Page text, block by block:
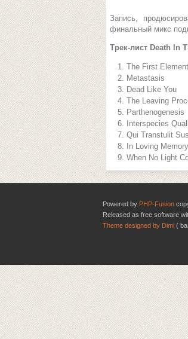
Запись,
финальный микс
Трек-лист Death In
The First Element
Metastasis
Dead Like You
The Leaving
Parthenogenesis
Interspecies
Qui Transtulit
In Loving Memory
When No Light
Powered by PHP-Fusion
Released as free software
Theme designed by Dimi (